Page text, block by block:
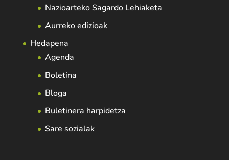
Nazioarteko Sagardo Lehiaketa
Aurreko edizioak
Hedapena
Agenda
Boletina
Bloga
Buletinera harpidetza
Sare sozialak